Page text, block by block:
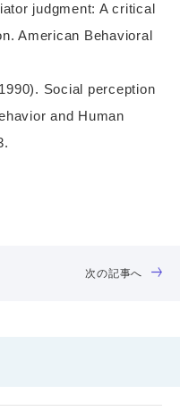
judgment: A critical
American Behavioral
Social perception
and Human
次の記事へ